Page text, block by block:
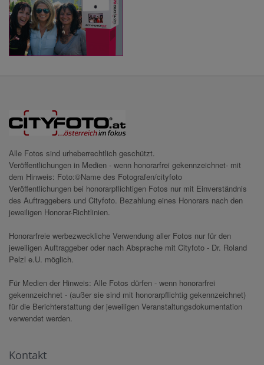
Alle Fotos sind urheberrechtlich geschützt.
Veröffentlichungen in Medien - wenn honorarfrei gekennzeichnet- mit
dem Hinweis: Foto:©Name des Fotografen/cityfoto
Veröffentlichungen bei honorarpflichtigen Fotos nur mit Einverständnis
des Auftraggebers und Cityfoto. Bezahlung eines Honorars nach den
jeweiligen Honorar-Richtlinien.
Honorarfreie werbezweckliche Verwendung aller Fotos nur für den
jeweiligen Auftraggeber oder nach Absprache mit Cityfoto - Dr. Roland
Pelzl e.U. möglich.
Für Medien der Hinweis: Alle Fotos dürfen - wenn honorarfrei
gekennzeichnet - (außer sie sind mit honorarpflichtig gekennzeichnet)
für die Berichterstattung der jeweiligen Veranstaltungsdokumentation
verwendet werden.
Kontakt